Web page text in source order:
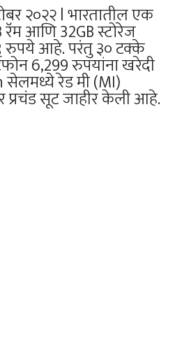
२०२२ l भारतातील एक
रॅम आणि 32GB स्टोरेज
रुपये आहे. परंतु ३० टक्के
6,299 रुपयांना खरेदी
रेड मी (MI)
प्रचंड सूट जाहीर केली आहे.